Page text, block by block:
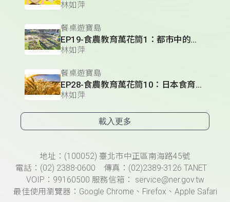
林如萍
餐桌遊寶島
EP19-食農教育萬花筒1：都市中的綠園地— 臺北市清江國小｜餐桌遊寶島
林如萍
餐桌遊寶島
EP28-食農教育萬花筒10：日本食育推動的借鏡｜餐桌遊寶島
林如萍
載入更多
頁尾資訊地址：(100052) 臺北市中正區南海路45號
電話：(02) 2388-0600 傳真：(02)2389-3126 TANET
VOIP：99160500 服務信箱： service@ner.gov.tw
最佳使用瀏覽器：Google Chrome、Firefox、Apple Safari